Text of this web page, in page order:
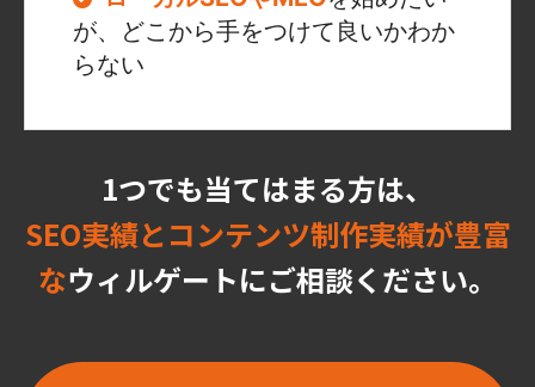
が、どこから手をつけて良いかわか
らない
1つでも当てはまる方は、
SEO実績とコンテンツ制作実績が豊富
なウィルゲートにご相談ください。